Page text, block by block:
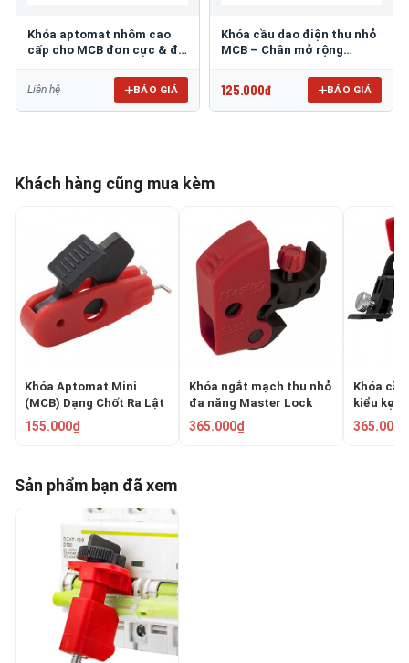
Khóa aptomat nhôm cao
cấp cho MCB đơn cực & đa
Liên hệ BÁO GIÁ
Khóa cầu dao điện thu nhỏ
MCB – Chân mở rộng
PROLOCKEY POW
125.000đ BÁO GIÁ
Khách hàng cũng mua kèm
Khóa Aptomat Mini
(MCB) Dạng Chốt Ra Lật
11mm PROLOCKEY POT
155.000₫
Khóa ngắt mạch thu nhỏ
đa năng Master Lock
S2394
365.000₫
Khóa
kiểu kẹp
Master
365.000₫
Sản phẩm bạn đã xem